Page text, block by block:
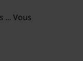
... Vous